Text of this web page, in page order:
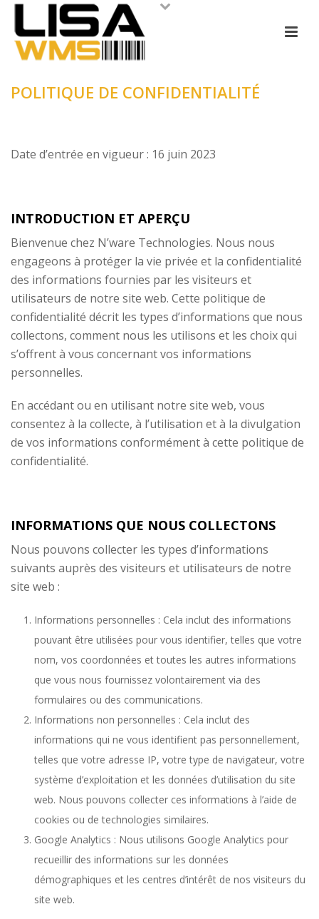
POLITIQUE DE CONFIDENTIALITÉ
Date d’entrée en vigueur : 16 juin 2023
INTRODUCTION ET APERÇU
Bienvenue chez N’ware Technologies. Nous nous
engageons à protéger la vie privée et la confidentialité
des informations fournies par les visiteurs et
utilisateurs de notre site web. Cette politique de
confidentialité décrit les types d’informations que nous
collectons, comment nous les utilisons et les choix qui
s’offrent à vous concernant vos informations
personnelles.
En accédant ou en utilisant notre site web, vous
consentez à la collecte, à l’utilisation et à la divulgation
de vos informations conformément à cette politique de
confidentialité.
INFORMATIONS QUE NOUS COLLECTONS
Nous pouvons collecter les types d’informations
suivants auprès des visiteurs et utilisateurs de notre
site web :
Informations personnelles : Cela inclut des informations
pouvant être utilisées pour vous identifier, telles que votre
nom, vos coordonnées et toutes les autres informations
que vous nous fournissez volontairement via des
formulaires ou des communications.
Informations non personnelles : Cela inclut des
informations qui ne vous identifient pas personnellement,
telles que votre adresse IP, votre type de navigateur, votre
système d’exploitation et les données d’utilisation du site
web. Nous pouvons collecter ces informations à l’aide de
cookies ou de technologies similaires.
Google Analytics : Nous utilisons Google Analytics pour
recueillir des informations sur les données
démographiques et les centres d’intérêt de nos visiteurs du
site web.